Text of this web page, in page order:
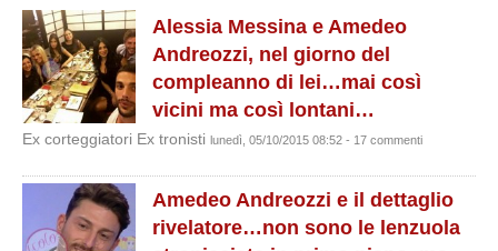
Alessia Messina e Amedeo
Andreozzi, nel giorno del
compleanno di lei…mai così
vicini ma così lontani…
Ex corteggiatori Ex tronisti lunedì, 05/10/2015 08:52 - 17 commenti
Amedeo Andreozzi e il dettaglio
rivelatore…non sono le lenzuola